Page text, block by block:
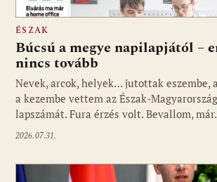
ÉSZAK
Búcsú a megye napilapjától –
nincs tovább
Nevek, arcok, helyek… jutottak eszembe,
a kezembe vettem az Észak-
lapszámát. Fura érzés volt. Bevallom,
2026.07.31.